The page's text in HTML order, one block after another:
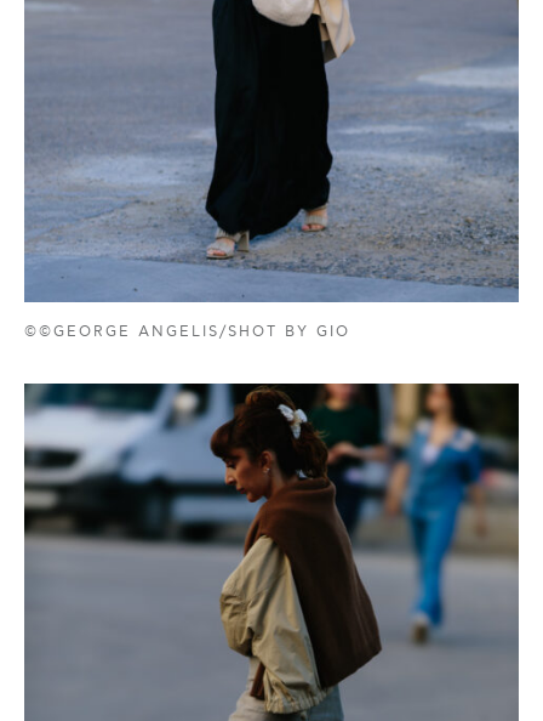
©©GEORGE ANGELIS/SHOT BY GIO